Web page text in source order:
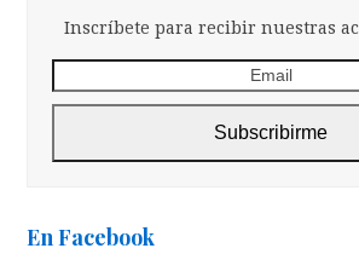
Inscríbete para recibir nuestras
Subscribirme
En Facebook